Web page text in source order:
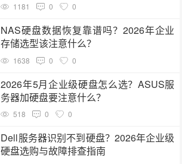
1181 0 0
NAS硬盘数据恢复靠谱吗？2026年企业
存储选型该注意什么？
1638 0 0
2026年5月企业级硬盘怎么选？ASUS服
务器加硬盘要注意什么？
518 0 0
Dell服务器识别不到硬盘？2026年企业级
硬盘选购与故障排查指南